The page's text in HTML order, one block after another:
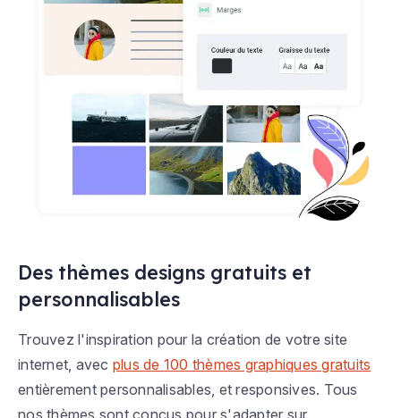
Des thèmes designs gratuits et
personnalisables
Trouvez l'inspiration pour la création de votre site
internet, avec plus de 100 thèmes graphiques gratuits
entièrement personnalisables, et responsives. Tous